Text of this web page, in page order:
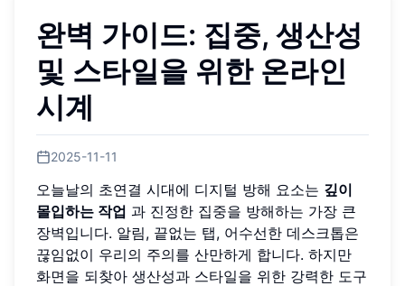
완벽 가이드: 집중, 생산성
및 스타일을 위한 온라인
시계
2025-11-11
오늘날의 초연결 시대에 디지털 방해 요소는 깊이
몰입하는 작업 과 진정한 집중을 방해하는 가장 큰
장벽입니다. 알림, 끝없는 탭, 어수선한 데스크톱은
끊임없이 우리의 주의를 산만하게 합니다. 하지만
화면을 되찾아 생산성과 스타일을 위한 강력한 도구